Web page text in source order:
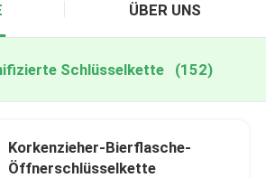
ÜBER UNS
Schlüsselkette (152)
Korkenzieher-Bierflasche-
Öffnerschlüsselkette